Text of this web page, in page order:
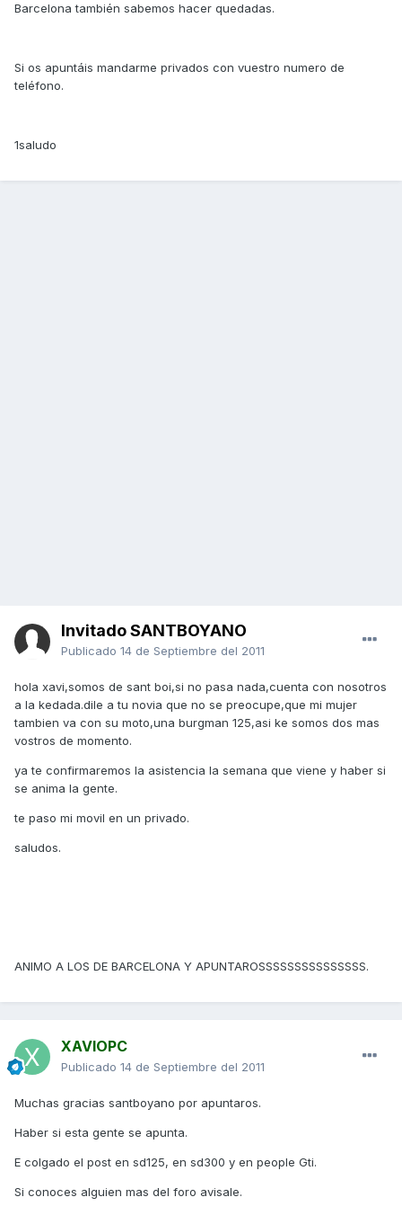
Barcelona también sabemos hacer quedadas.
Si os apuntáis mandarme privados con vuestro numero de
teléfono.
1saludo
Invitado SANTBOYANO
Publicado 14 de Septiembre del 2011
hola xavi,somos de sant boi,si no pasa nada,cuenta con nosotros
a la kedada.dile a tu novia que no se preocupe,que mi mujer
tambien va con su moto,una burgman 125,asi ke somos dos mas
vostros de momento.
ya te confirmaremos la asistencia la semana que viene y haber si
se anima la gente.
te paso mi movil en un privado.
saludos.
ANIMO A LOS DE BARCELONA Y APUNTAROSSSSSSSSSSSSSSS.
XAVIOPC
Publicado 14 de Septiembre del 2011
Muchas gracias santboyano por apuntaros.
Haber si esta gente se apunta.
E colgado el post en sd125, en sd300 y en people Gti.
Si conoces alguien mas del foro avisale.